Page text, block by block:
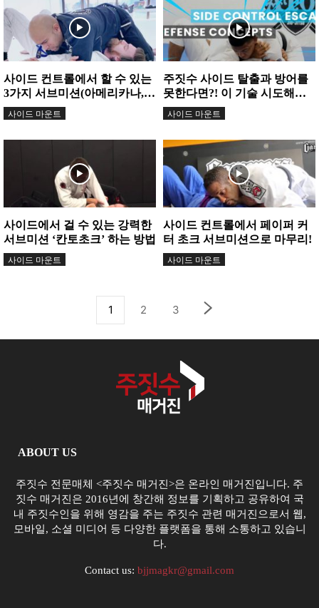
사이드 컨트롤에서 할 수 있는
3가지 서브미션(아메리카나,
암바, 기무라)을 한번에 배워보
자!
사이드 마운트
주짓수 사이드 탈출과 방어를
못한다면?! 이 기술 시도해보
기!
사이드 마운트
사이드에서 걸 수 있는 강력한
서브미션 ‘칸토초크’ 하는 방법
사이드 마운트
사이드 컨트롤에서 페이퍼 커
터 초크 서브미션으로 마무리!
사이드 마운트
1 2 3
ABOUT US
주짓수 전문매체 <주짓수 매거진>은 온라인 매거진입니다. 주
짓수 매거진은 2016년에 창간해 정보를 기획하고 공유하여 국
내 주짓수인을 위해 영감을 주는 주짓수 관련 매거진으로서 웹,
모바일, 소셜 미디어 등 다양한 플랫폼을 통해 소통하고 있습니
다.
Contact us: bjjmagkr@gmail.com